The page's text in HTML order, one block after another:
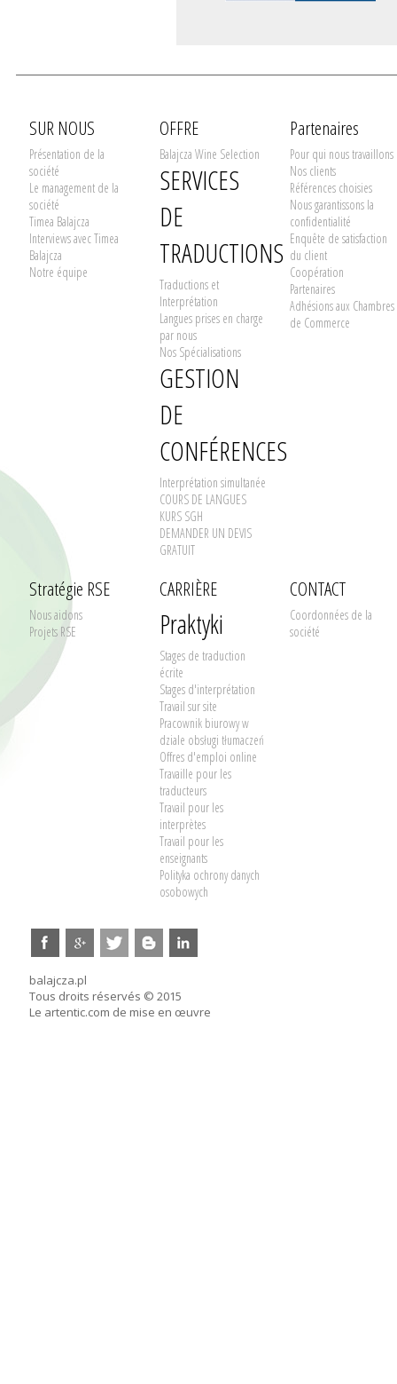
SUR NOUS
Présentation de la
société
Le management de la
société
Timea Balajcza
Interviews avec Timea
Balajcza
Notre équipe
OFFRE
Balajcza Wine Selection
SERVICES
DE
TRADUCTIONS
Traductions et
Interprétation
Langues prises en charge
par nous
Nos Spécialisations
GESTION
DE
CONFÉRENCES
Interprétation simultanée
COURS DE LANGUES
KURS SGH
DEMANDER UN DEVIS
GRATUIT
Partenaires
Pour qui nous travaillons
Nos clients
Références choisies
Nous garantissons la
confidentialité
Enquête de satisfaction
du client
Coopération
Partenaires
Adhésions aux Chambres
de Commerce
Stratégie RSE
Nous aidons
Projets RSE
CARRIÈRE
Praktyki
Stages de traduction
écrite
Stages d'interprétation
Travail sur site
Pracownik biurowy w
dziale obsługi tłumaczeń
Offres d'emploi online
Travaille pour les
traducteurs
Travail pour les
interprètes
Travail pour les
enseignants
Polityka ochrony danych
osobowych
CONTACT
Coordonnées de la
société
balajcza.pl
Tous droits réservés © 2015
Le artentic.com de mise en œuvre